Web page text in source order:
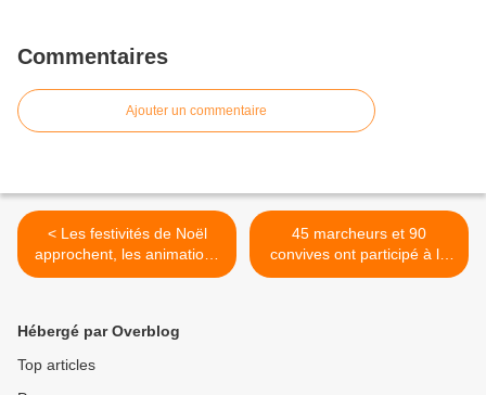
Commentaires
Ajouter un commentaire
< Les festivités de Noël
approchent, les animations
se multiplient
45 marcheurs et 90
convives ont participé à la
soirée Téléthon >
Hébergé par Overblog
Top articles